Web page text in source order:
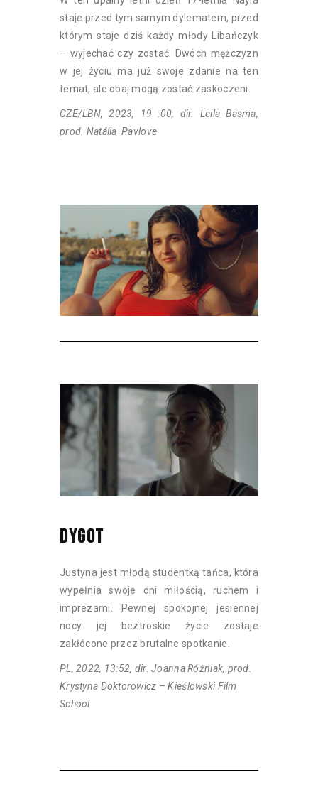
staje przed tym samym dylematem, przed
którym staje dziś każdy młody Libańczyk
– wyjechać czy zostać. Dwóch mężczyzn
w jej życiu ma już swoje zdanie na ten
temat, ale obaj mogą zostać zaskoczeni.
CZE/LBN, 2023, 19 :00, dir. Leila Basma,
prod. Natália Pavlove
DYGOT
Justyna jest młodą studentką tańca, która
wypełnia swoje dni miłością, ruchem i
imprezami. Pewnej spokojnej jesiennej
nocy jej beztroskie życie zostaje
zakłócone przez brutalne spotkanie.
PL, 2022, 13:52, dir. Joanna Różniak, prod.
Krystyna Doktorowicz – Kieślowski Film
School